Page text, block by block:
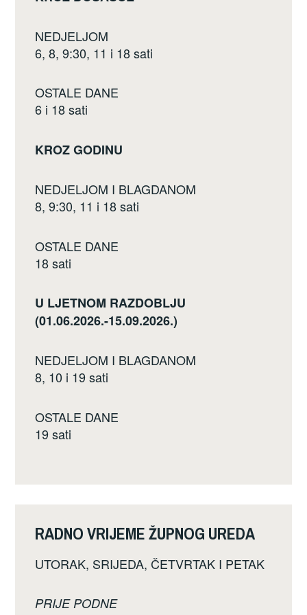
o
k
NEDJELJOM
6, 8, 9:30, 11 i 18 sati
OSTALE DANE
6 i 18 sati
KROZ GODINU
NEDJELJOM I BLAGDANOM
8, 9:30, 11 i 18 sati
OSTALE DANE
18 sati
U LJETNOM RAZDOBLJU
(01.06.2026.-15.09.2026.)
NEDJELJOM I BLAGDANOM
8, 10 i 19 sati
OSTALE DANE
19 sati
RADNO VRIJEME ŽUPNOG UREDA
UTORAK, SRIJEDA, ČETVRTAK I PETAK
PRIJE PODNE